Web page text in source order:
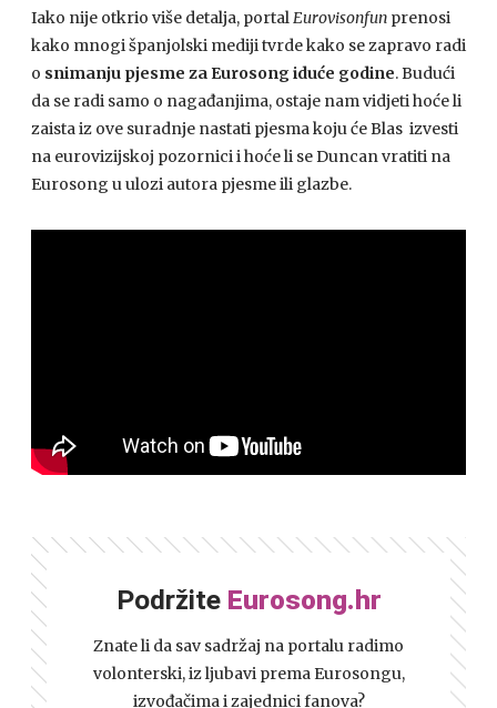
Iako nije otkrio više detalja, portalEurovisonfun prenosi
kako mnogi španjolski mediji tvrde kako se zapravo radi
o snimanju pjesme za Eurosong iduće godine. Budući
da se radi samo o nagađanjima, ostaje nam vidjeti hoće li
zaista iz ove suradnje nastati pjesma koju će Blas izvesti
na eurovizijskoj pozornici i hoće li se Duncan vratiti na
Eurosong u ulozi autora pjesme ili glazbe.
Podržite Eurosong.hr
Znate li da sav sadržaj na portalu radimo
volonterski, iz ljubavi prema Eurosongu,
izvođačima i zajednici fanova?